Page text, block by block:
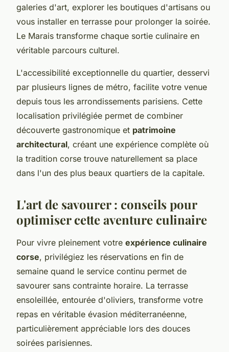
galeries d'art, explorer les boutiques d'artisans ou
vous installer en terrasse pour prolonger la soirée.
Le Marais transforme chaque sortie culinaire en
véritable parcours culturel.
L'accessibilité exceptionnelle du quartier, desservi
par plusieurs lignes de métro, facilite votre venue
depuis tous les arrondissements parisiens. Cette
localisation privilégiée permet de combiner
découverte gastronomique et patrimoine
architectural, créant une expérience complète où
la tradition corse trouve naturellement sa place
dans l'un des plus beaux quartiers de la capitale.
L'art de savourer : conseils pour
optimiser cette aventure culinaire
Pour vivre pleinement votre expérience culinaire
corse, privilégiez les réservations en fin de
semaine quand le service continu permet de
savourer sans contrainte horaire. La terrasse
ensoleillée, entourée d'oliviers, transforme votre
repas en véritable évasion méditerranéenne,
particulièrement appréciable lors des douces
soirées parisiennes.